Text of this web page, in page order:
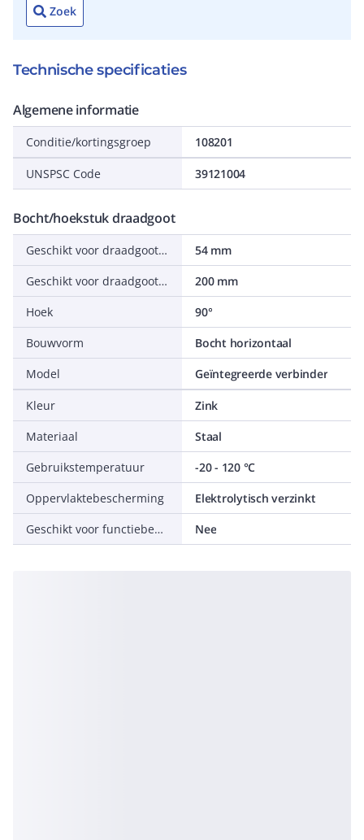
Zoek
Technische specificaties
Algemene informatie
Conditie/kortingsgroep 108201
UNSPSC Code 39121004
Bocht/hoekstuk draadgoot
Geschikt voor draadgoothoogte
54 mm
Geschikt voor draadgootbreedte
200 mm
Hoek
90°
Bouwvorm
Bocht horizontaal
Model
Geïntegreerde verbinder
Kleur
Zink
Materiaal
Staal
Gebruikstemperatuur
-20 - 120 °C
Oppervlaktebescherming
Elektrolytisch verzinkt
Geschikt voor functiebehoud
Nee